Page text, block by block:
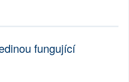
fungující